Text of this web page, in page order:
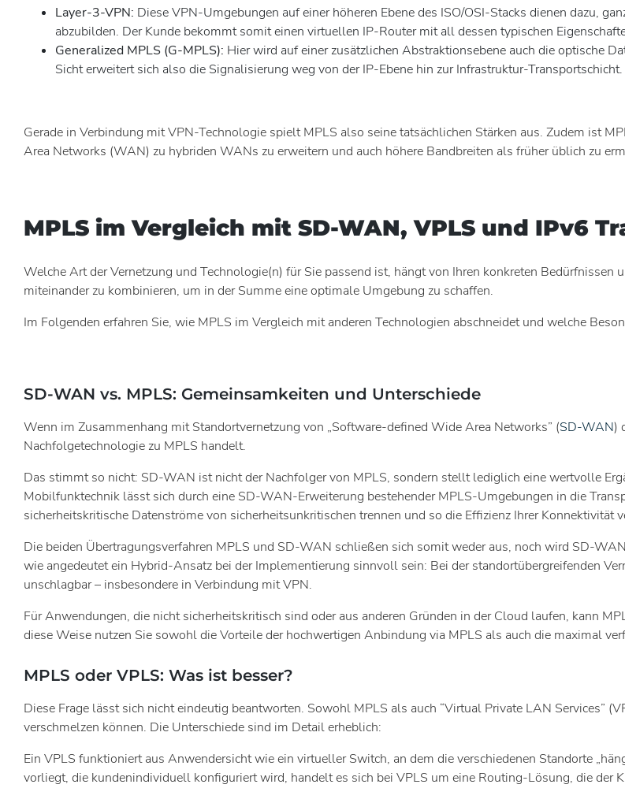
Layer-3-VPN: Diese VPN-Umgebungen auf einer höheren Ebene des ISO/OSI-Stacks dienen dazu,
abzubilden. Der Kunde bekommt somit einen virtuellen IP-Router mit all dessen typischen
Generalized MPLS (G-MPLS): Hier wird auf einer zusätzlichen Abstraktionsebene auch die optische
Sicht erweitert sich also die Signalisierung weg von der IP-Ebene hin zur Infrastruktur-Transportschicht.
Gerade in Verbindung mit VPN-Technologie spielt MPLS also seine tatsächlichen Stärken aus. Zudem ist
Area Networks (WAN) zu hybriden WANs zu erweitern und auch höhere Bandbreiten als früher üblich zu
MPLS im Vergleich mit SD-WAN, VPLS und IPv6
Welche Art der Vernetzung und Technologie(n) für Sie passend ist, hängt von Ihren konkreten
miteinander zu kombinieren, um in der Summe eine optimale Umgebung zu schaffen.
Im Folgenden erfahren Sie, wie MPLS im Vergleich mit anderen Technologien abschneidet und welche
SD-WAN vs. MPLS: Gemeinsamkeiten und Unterschiede
Wenn im Zusammenhang mit Standortvernetzung von „Software-defined Wide Area Networks” (SD-WAN)
Nachfolgetechnologie zu MPLS handelt.
Das stimmt so nicht: SD-WAN ist nicht der Nachfolger von MPLS, sondern stellt lediglich eine wertvolle
Mobilfunktechnik lässt sich durch eine SD-WAN-Erweiterung bestehender MPLS-Umgebungen in die
sicherheitskritische Datenströme von sicherheitsunkritischen trennen und so die Effizienz Ihrer Konnektivität
Die beiden Übertragungsverfahren MPLS und SD-WAN schließen sich somit weder aus, noch wird SD-
wie angedeutet ein Hybrid-Ansatz bei der Implementierung sinnvoll sein: Bei der standortübergreifenden
unschlagbar – insbesondere in Verbindung mit VPN.
Für Anwendungen, die nicht sicherheitskritisch sind oder aus anderen Gründen in der Cloud laufen, kann
diese Weise nutzen Sie sowohl die Vorteile der hochwertigen Anbindung via MPLS als auch die maximal
MPLS oder VPLS: Was ist besser?
Diese Frage lässt sich nicht eindeutig beantworten. Sowohl MPLS als auch “Virtual Private LAN Services”
verschmelzen können. Die Unterschiede sind im Detail erheblich:
Ein VPLS funktioniert aus Anwendersicht wie ein virtueller Switch, an dem die verschiedenen Standorte
vorliegt, die kundenindividuell konfiguriert wird, handelt es sich bei VPLS um eine Routing-Lösung, die der